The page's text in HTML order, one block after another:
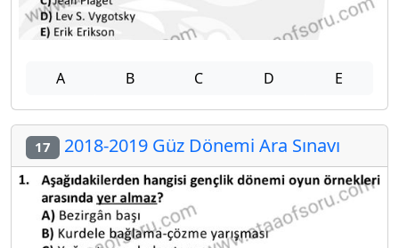
A B C D E
17 2018-2019 Güz Dönemi Ara Sınavı